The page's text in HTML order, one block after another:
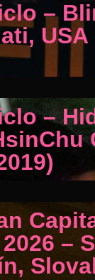
–
USA
–
–